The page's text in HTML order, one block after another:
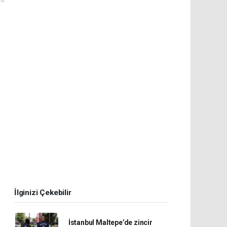
İlginizi Çekebilir
İstanbul Maltepe’de zincir